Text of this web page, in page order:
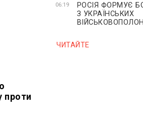
проти
06:19
РОСІЯ ФОРМУЄ
З УКРАЇНСЬКИХ
ЧИТАЙТЕ